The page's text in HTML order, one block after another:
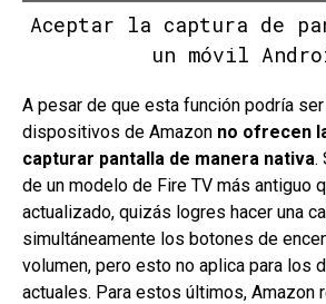
Aceptar la captura de
un móvil
A pesar de que esta función podría
dispositivos de Amazon no ofrecen
capturar pantalla de manera nativa.
de un modelo de Fire TV más antiguo
actualizado, quizás logres hacer una
simultáneamente los botones de
volumen, pero esto no aplica para los
actuales. Para estos últimos, Amazon